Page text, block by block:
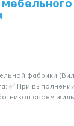
фабрики
✅ При
своем
📦 Обязанности: